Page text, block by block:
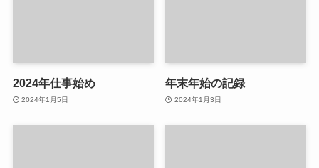
2024年仕事始め
2024年1月5日
年末年始の記録
2024年1月3日